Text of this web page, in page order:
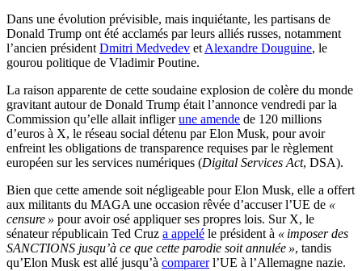
Dans une évolution prévisible, mais inquiétante, les partisans de
Donald Trump ont été acclamés par leurs alliés russes, notamment
l’ancien président Dmitri Medvedev et Alexandre Douguine, le
gourou politique de Vladimir Poutine.
La raison apparente de cette soudaine explosion de colère du monde
gravitant autour de Donald Trump était l’annonce vendredi par la
Commission qu’elle allait infligerune amende de 120 millions
d’euros à X, le réseau social détenu par Elon Musk, pour avoir
enfreint les obligations de transparence requises par le règlement
européen sur les services numériques (Digital Services Act, DSA).
Bien que cette amende soit négligeable pour Elon Musk, elle a offert
aux militants du MAGA une occasion rêvée d’accuser l’UE de «
censure » pour avoir osé appliquer ses propres lois. Sur X, le
sénateur républicain Ted Cruz a appelé le président à « imposer des
SANCTIONS jusqu’à ce que cette parodie soit annulée », tandis
qu’Elon Musk est allé jusqu’à comparerl’UE à l’Allemagne nazie.